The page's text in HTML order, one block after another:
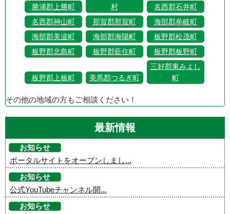
勝浦郡上勝町
村
名西郡石井町
名西郡神山町
那賀郡那賀町
海部郡牟岐町
海部郡美波町
海部郡海陽町
板野郡松茂町
板野郡北島町
板野郡藍住町 板野郡板野町
板野郡上板町 美馬郡つるぎ町
三好郡東みよし
町
その他の地域の方もご相談ください！
最新情報
お知らせ
ポータルサイトをオープンしまし...
お知らせ
公式YouTubeチャンネル開...
お知らせ